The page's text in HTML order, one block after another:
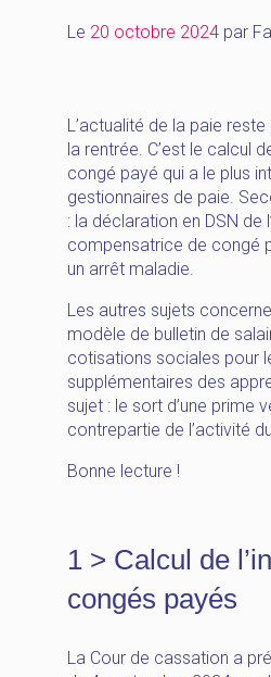
Le 20 octobre 2024 par
L’actualité de la paie
la rentrée. C’est le calcul
congé payé qui a le plus
gestionnaires de paie.
: la déclaration en DSN de
compensatrice de congé
un arrêt maladie.
Les autres sujets
modèle de bulletin de
cotisations sociales pour
supplémentaires des
sujet : le sort d’une prime
contrepartie de l’activité
Bonne lecture !
1 > Calcul de
congés payés
La Cour de cassation a